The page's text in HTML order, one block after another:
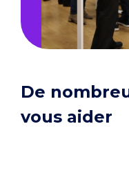
De
vous aider